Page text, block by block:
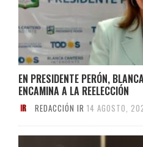
EN PRESIDENTE PERÓN,
ENCAMINA A LA REELECCIÓN
REDACCIÓN IR 14 AGOSTO,